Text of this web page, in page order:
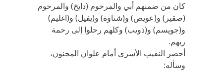
كان من ضمنهم أبي والمرحوم (دايخ) والمرحوم
(صقير) و(عويص) و(شناوة) و(يفيل) و(اغليم)
و(جويسم) و(ذويب) وكلهم رحلوا إلى رحمة
ربهم.
أحضر النقيب الأسرى أمام علوان المجنون،
وسأله: